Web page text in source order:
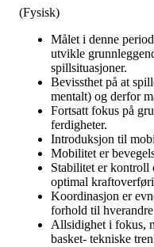
(Fysisk)
Målet i denne
utvikle
spillsituasjoner.
Bevissthet på at
mentalt) og derfor
Fortsatt fokus på
ferdigheter.
Introduksjon til
Mobilitet er
Stabilitet er kontroll
optimal
Koordinasjon er
forhold til
Allsidighet i fokus,
basket- tekniske